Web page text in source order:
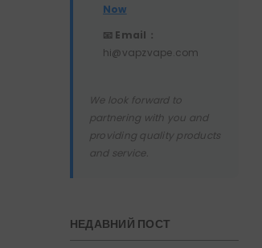
Now
📧 Email：
hi@vapzvape.com
We look forward to
partnering with you and
providing quality products
and service.
НЕДАВНИЙ ПОСТ